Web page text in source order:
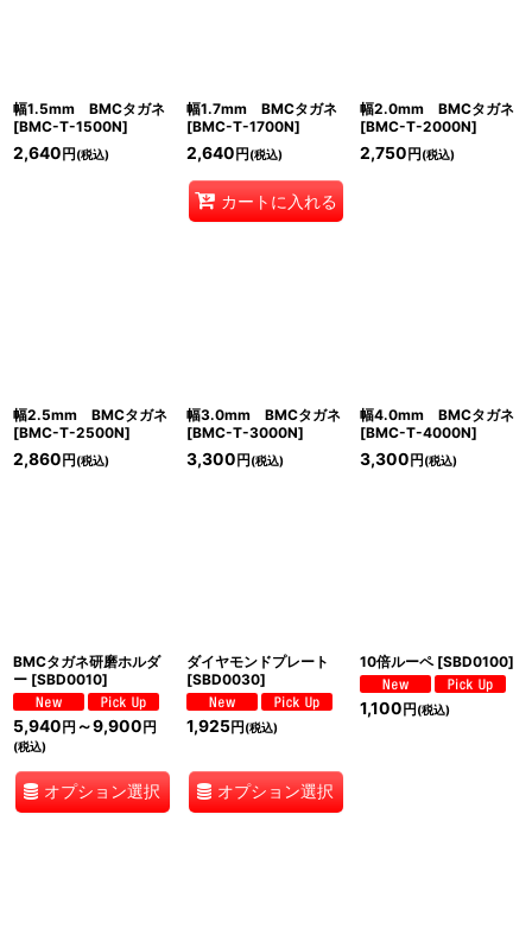
幅1.5mm BMCタガネ
[BMC-T-1500N]
2,640 円 (税込)
幅1.7mm BMCタガネ
[BMC-T-1700N]
2,640 円 (税込)
カートに入れる
幅2.0mm BMCタガネ
[BMC-T-2000N]
2,750 円 (税込)
幅2.5mm BMCタガネ
[BMC-T-2500N]
2,860 円 (税込)
幅3.0mm BMCタガネ
[BMC-T-3000N]
3,300 円 (税込)
幅4.0mm BMCタガネ
[BMC-T-4000N]
3,300 円 (税込)
BMCタガネ研磨ホルダ
ー [SBD0010]
5,940 円 ～9,900 円
(税込)
オプション選択
ダイヤモンドプレート
[SBD0030]
1,925円 (税込)
オプション選択
10倍ルーペ [SBD0100]
1,100 円 (税込)